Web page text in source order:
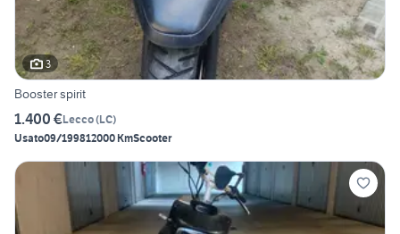
3
Booster spirit
1.400 €Lecco(LC)
Usato09/199812000 KmScooter